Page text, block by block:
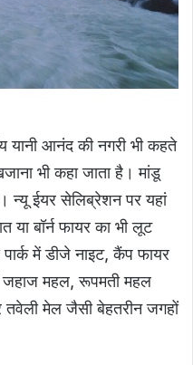
यानी आनंद की नगरी भी कहते
भी कहा जाता है। मांडू
न्यू ईयर सेलिब्रेशन पर यहां
बॉर्न फायर का भी लूट
पार्क में डीजे नाइट, कैंप फायर
महल, रूपमती महल
मेल जैसी बेहतरीन जगहों